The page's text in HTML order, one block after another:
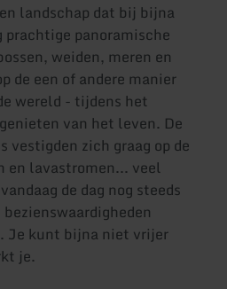
landschap dat bij bijna
panoramische
weiden, meren en
de een of andere manier
wereld - tijdens het
van het leven. De
vestigden zich graag op de
en lavastromen... veel
de dag nog steeds
Je kunt bijna niet vrijer
je.